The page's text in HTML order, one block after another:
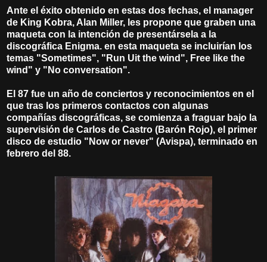
Ante el éxito obtenido en estas dos fechas, el manager
de King Kobra, Alan Miller, les propone que graben una
maqueta con la intención de presentársela a la
discográfica Enigma. en esta maqueta se incluirían los
temas "Sometimes", "Run Uit the wind", Free like the
wind" y "No conversation".
El 87 fue un año de conciertos y reconocimientos en el
que tras los primeros contactos con algunas
compañías discográficas, se comienza a fraguar bajo la
supervisión de Carlos de Castro (Barón Rojo), el primer
disco de estudio "Now or never" (Avispa), terminado en
febrero del 88.